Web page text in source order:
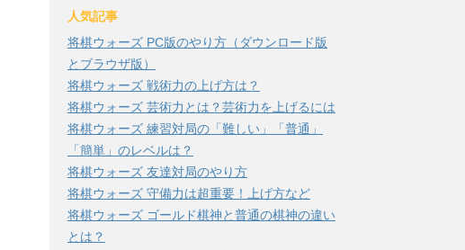
人気記事
将棋ウォーズ PC版のやり方（ダウンロード版
とブラウザ版）
将棋ウォーズ 戦術力の上げ方は？
将棋ウォーズ 芸術力とは？芸術力を上げるには
将棋ウォーズ 練習対局の「難しい」「普通」
「簡単」のレベルは？
将棋ウォーズ 友達対局のやり方
将棋ウォーズ 守備力は超重要！上げ方など
将棋ウォーズ ゴールド棋神と普通の棋神の違い
とは？